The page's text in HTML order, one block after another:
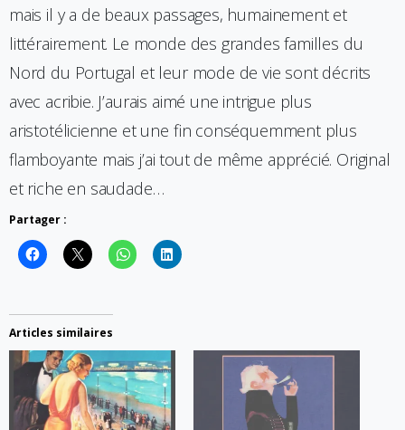
mais il y a de beaux passages, humainement et
littérairement. Le monde des grandes familles du
Nord du Portugal et leur mode de vie sont décrits
avec acribie. J’aurais aimé une intrigue plus
aristotélicienne et une fin conséquemment plus
flamboyante mais j’ai tout de même apprécié. Original
et riche en saudade…
Partager :
Articles similaires